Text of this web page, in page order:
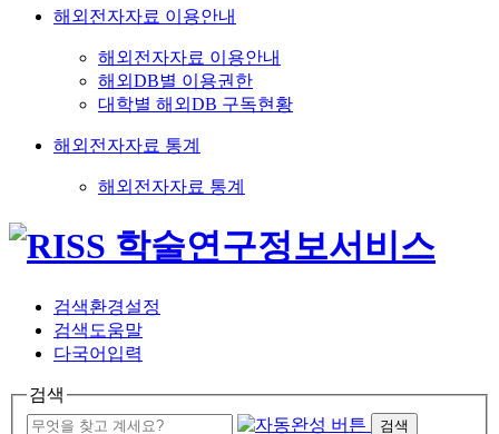
해외전자자료 이용안내
해외전자자료 이용안내
해외DB별 이용권한
대학별 해외DB 구독현황
해외전자자료 통계
해외전자자료 통계
검색환경설정
검색도움말
다국어입력
검색
검색